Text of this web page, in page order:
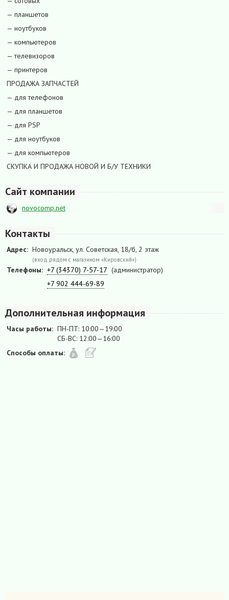
— планшетов
— ноутбуков
— компьютеров
— телевизоров
— принтеров
ПРОДАЖА ЗАПЧАСТЕЙ
— для телефонов
— для планшетов
— для PSP
— для ноутбуков
— для компьютеров
СКУПКА И ПРОДАЖА НОВОЙ И Б/У ТЕХНИКИ
Сайт компании
novocomp.net
Контакты
Адрес: Новоуральск, ул. Советская, 18/б, 2 этаж
(вход рядом с магазином «Кировский»)
Телефоны: +7 (34370) 7-57-17 (администратор)
+7 902 444-69-89
Дополнительная информация
Часы работы: ПН-ПТ: 10:00—19:00
СБ-ВС: 12:00—16:00
Способы оплаты: